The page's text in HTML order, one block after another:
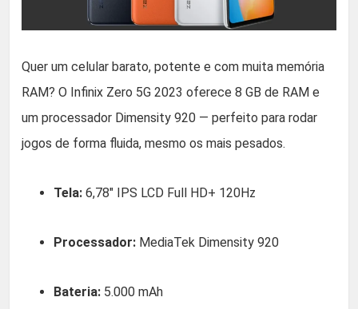
Quer um celular barato, potente e com muita memória
RAM? O Infinix Zero 5G 2023 oferece 8 GB de RAM e
um processador Dimensity 920 — perfeito para rodar
jogos de forma fluida, mesmo os mais pesados.
Tela: 6,78″ IPS LCD Full HD+ 120Hz
Processador: MediaTek Dimensity 920
Bateria: 5.000 mAh